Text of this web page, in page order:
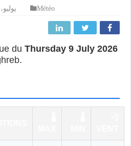
9 يوليو، 2026 Météo
duThursday 9 July 2026